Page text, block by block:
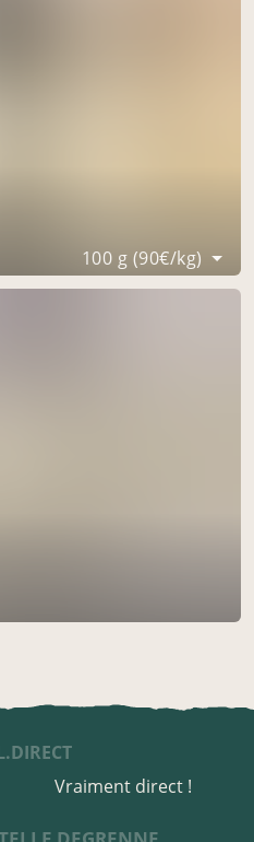
100 g (90€/kg)
Vraiment direct !